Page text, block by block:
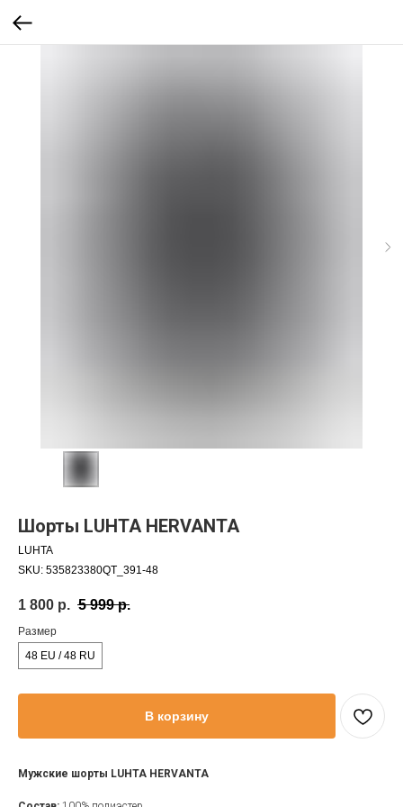
Шорты LUHTA HERVANTA
LUHTA
SKU: 535823380QT_391-48
1 800 р. 5 999 р.
Размер
48 EU / 48 RU
В корзину
Мужские шорты LUHTA HERVANTA